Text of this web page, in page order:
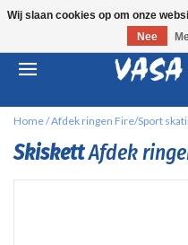
Home/Afdek ringen Fire/Sport
SkiskettAfdek
Wij slaan cookies op om onze
Nee